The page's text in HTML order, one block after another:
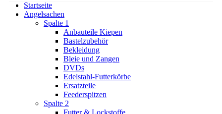
Startseite
Angelsachen
Spalte 1
Anbauteile Kiepen
Bastelzubehör
Bekleidung
Bleie und Zangen
DVDs
Edelstahl-Futterkörbe
Ersatzteile
Feederspitzen
Spalte 2
Futter & Lockstoffe